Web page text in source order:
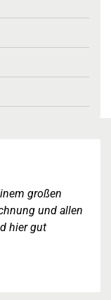
großen
und allen
hier gut